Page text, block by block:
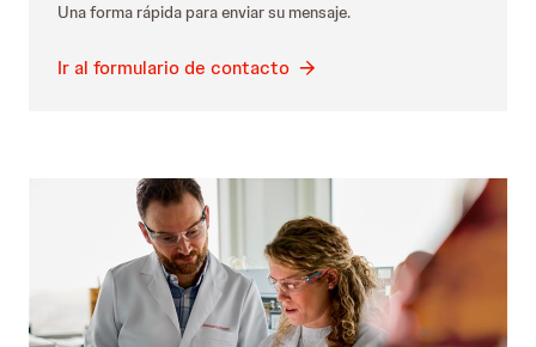
Una forma rápida para enviar su mensaje.
Ir al formulario de contacto